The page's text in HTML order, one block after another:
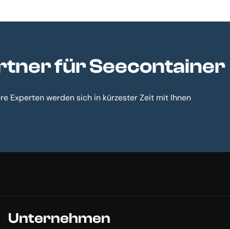
für Seecontainer
Experten werden sich in kürzester Zeit mit Ihnen
Unternehmen